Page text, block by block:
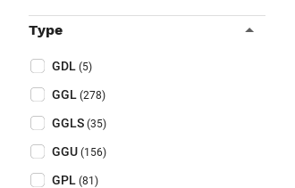
Type
Type (Optioneel)
GDL (5)
GGL (278)
GGLS (35)
GGU (156)
GPL (81)